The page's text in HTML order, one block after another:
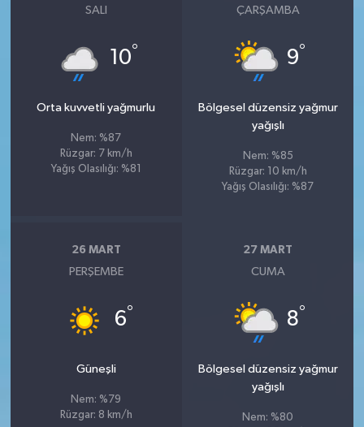
SALI
10°
Orta kuvvetli yağmurlu
Nem: %87
Rüzgar: 7 km/h
Yağış Olasılığı: %81
ÇARŞAMBA
9°
Bölgesel düzensiz yağmur
yağışlı
Nem: %85
Rüzgar: 10 km/h
Yağış Olasılığı: %87
26 MART
PERŞEMBE
6°
Güneşli
Nem: %79
Rüzgar: 8 km/h
27 MART
CUMA
8°
Bölgesel düzensiz yağmur
yağışlı
Nem: %80